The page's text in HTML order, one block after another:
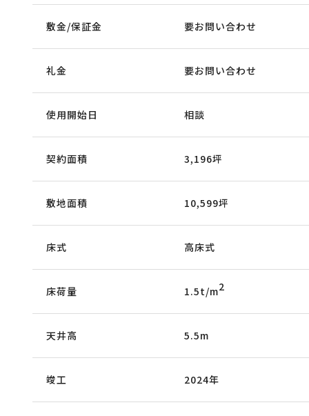
敷金/保証金 要お問い合わせ
礼金 要お問い合わせ
使用開始日 相談
契約面積 3,196坪
敷地面積 10,599坪
床式 高床式
床荷量 1.5t/m2
天井高 5.5m
竣工 2024年